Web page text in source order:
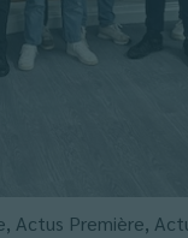
, Actus Première,